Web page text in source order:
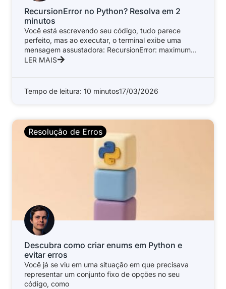
RecursionError no Python? Resolva em 2
minutos
Você está escrevendo seu código, tudo parece
perfeito, mas ao executar, o terminal exibe uma
mensagem assustadora: RecursionError: maximum
recursion
LER MAIS
Tempo de leitura: 10 minutos17/03/2026
Resolução de Erros
Descubra como criar enums em Python e
evitar erros
Você já se viu em uma situação em que precisava
representar um conjunto fixo de opções no seu
código, como